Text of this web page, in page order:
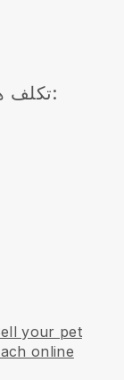
مع Blackbell ، تكلف هذه الأدوات:
your pet
online